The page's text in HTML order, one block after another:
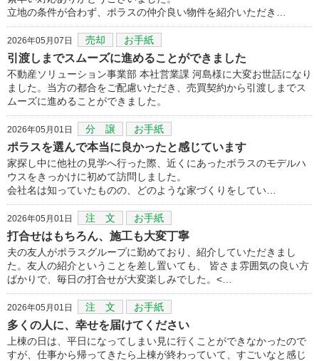
立地の条件が合わず、ポラスの仲介良い物件を紹介いただき…
2026年05月07日 売却 お手紙
引渡しまでスムーズに進めることができました
不動産ソリューション事業部 本社営業課 河島様に大変お世話になり
ました。当方の都合をご配慮いただき、売買契約から引渡しまでス
ムーズに進めることができました。
2026年05月01日 分 譲 お手紙
ポラスを選んで本当に良かったと感じています
家探し中に他社の見学へ行った際、近くにあったボラスのモデルハ
ウスをきっかけに初めて訪問しました。
会社名は知っていたものの、どのような家づくりをしてい…
2026年05月01日 注 文 お手紙
打合せはもちろん、施工も大変丁寧
夫の友人がポラスグループに勤めており、紹介していただきまし
た。友人の紹介ということを差し置いても、 皆さま雰囲気の良い方
ばかりで、毎日の打合せが大変楽しみでした。<…
2026年05月01日 注 文 お手紙
多くの人に、幸せを届けてください
上棟の日は、平日になってしまい見に行くことができなかったので
すが、仕事から帰ってきたら上棟が終わっていて、すごいなと感じ